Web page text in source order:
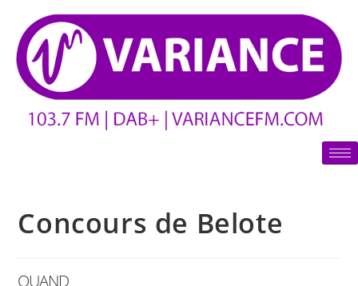
Concours de Belote
QUAND